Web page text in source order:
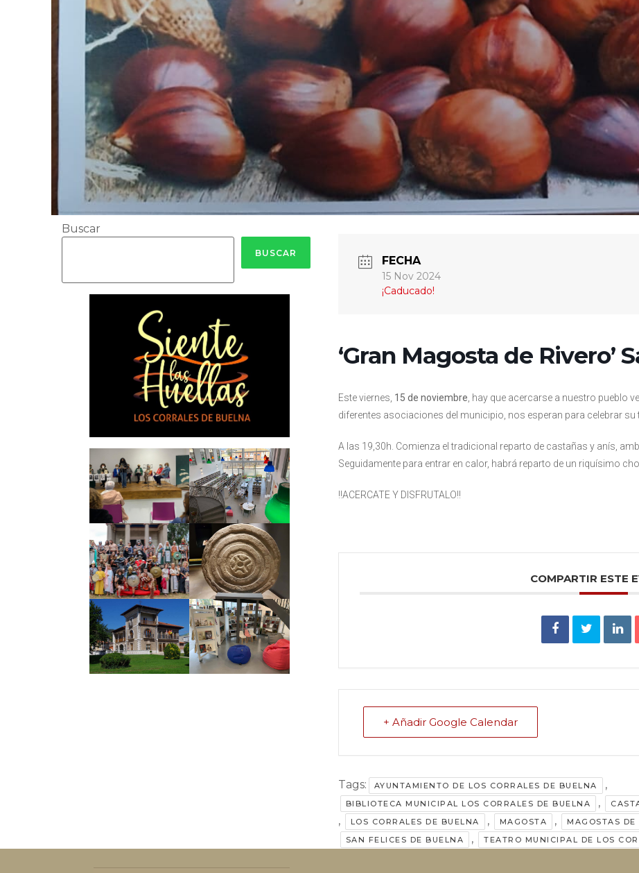
Buscar
BUSCAR
FECHA
15 Nov 2024
¡Caducado!
‘Gran Magosta de Rivero’
Este viernes, 15 de noviembre , hay que acercarse a nuestro pueblo
diferentes asociaciones del municipio, nos esperan para celebrar su
A las 19,30h. Comienza el tradicional reparto de castañas y anís,
Seguidamente para entrar en calor, habrá reparto de un riquísimo
!!ACERCATE Y DISFRUTALO!!
COMPARTIR ESTE
+ Añadir Google Calendar
Tags: AYUNTAMIENTO DE LOS CORRALES DE BUELNA ,
BIBLIOTECA MUNICIPAL LOS CORRALES DE BUELNA ,
, LOS CORRALES DE BUELNA , MAGOSTA , MAGOSTAS DE
SAN FELICES DE BUELNA , TEATRO MUNICIPAL DE LOS